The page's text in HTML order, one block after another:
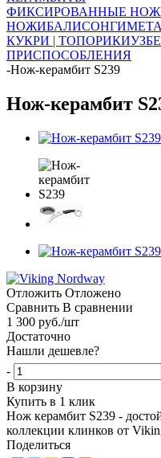
ФИКСИРОВАННЫЕ
НОЖИБАЛИСОНГИ
КУКРИ | ТОПОРИКИ
ПРИСПОСОБЛЕНИЯ
-Нож-керамбит S239
Нож-керамбит
Отложить Отложено
Сравнить В сравнении
1 300 руб./шт
Достаточно
Нашли дешевле?
-
В корзину
Купить в 1 клик
Нож керамбит S239 -
коллекции клинков от
Поделиться